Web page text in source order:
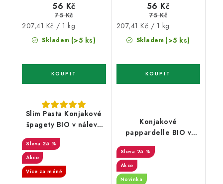
Skladem (>5 ks)
56 Kč
75 Kč
Měrná
cena:
207,41 Kč / 1 kg
Skladem (>5 ks)
56 Kč
75 Kč
Měrná
cena:
207,41 Kč / 1 kg
Slim Pasta Konjakové
špagety BIO v nálevu
270 g
25 %
Akce
Více za méně
Konjakové
pappardelle BIO v
nálevu 270 g (9 kcal, 0
g sacharidů)
25 %
Akce
Novinka